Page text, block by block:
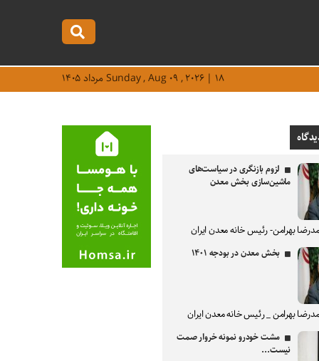
Sunday , Aug ۰۹ , ۲۰۲۶ | ۱۸ مرداد ۱۴۰۵
لزوم بازنگری در سیاست‌های
ماشین‌سازی بخش معدن
بهرامن- رئیس خانه معدن ایران
بخش معدن در بودجه ۱۴۰۱
بهرامن _ رئیس خانه معدن ایران
مشت خودرو نمونه خروار صمت
نیست...